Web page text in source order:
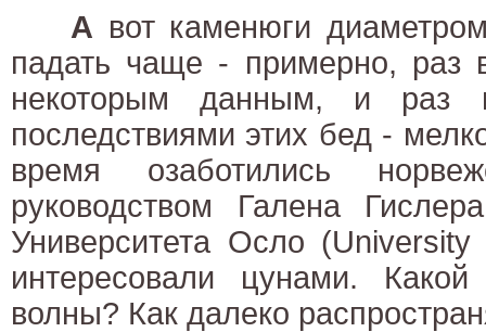
А вот каменюги
падать чаще - примерно, раз
некоторым данным, и
последствиями этих бед -
время озаботились
руководством Галена
Университета Осло
интересовали цунами.
волны? Как далеко